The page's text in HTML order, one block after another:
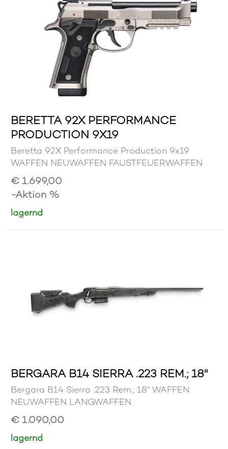
BERETTA 92X PERFORMANCE
PRODUCTION 9X19
Beretta 92X Performance Production 9x19
WAFFEN NEUWAFFEN FAUSTFEUERWAFFEN
€ 1.699,00
-Aktion %
lagernd
BERGARA B14 SIERRA .223 REM.; 18"
Bergara B14 Sierra .223 Rem.; 18" WAFFEN
NEUWAFFEN LANGWAFFEN
€ 1.090,00
lagernd